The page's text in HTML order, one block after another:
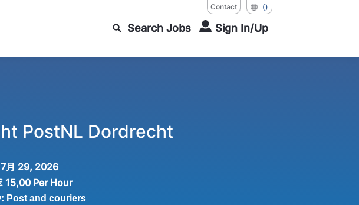
Contact ()
Search Jobs Sign In/Up
PostNL Dordrecht
7月 29, 2026
15,00 Per Hour
Post and couriers